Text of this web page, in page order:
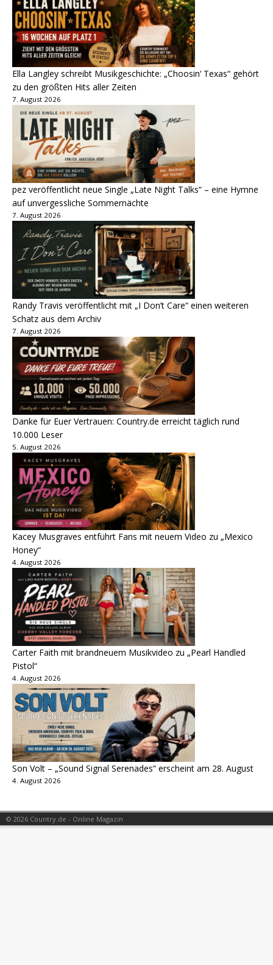
Ella Langley schreibt Musikgeschichte: „Choosin‘ Texas“ gehört
zu den größten Hits aller Zeiten
7. August 2026
pez veröffentlicht neue Single „Late Night Talks“ – eine Hymne
auf unvergessliche Sommernächte
7. August 2026
Randy Travis veröffentlicht mit „I Don’t Care“ einen weiteren
Schatz aus dem Archiv
7. August 2026
Danke für Euer Vertrauen: Country.de erreicht täglich rund
10.000 Leser
5. August 2026
Kacey Musgraves entführt Fans mit neuem Video zu „Mexico
Honey“
4. August 2026
Carter Faith mit brandneuem Musikvideo zu „Pearl Handled
Pistol“
4. August 2026
Son Volt – „Sound Signal Serenades“ erscheint am 28. August
4. August 2026
© 2026 Country.de - Online Magazin